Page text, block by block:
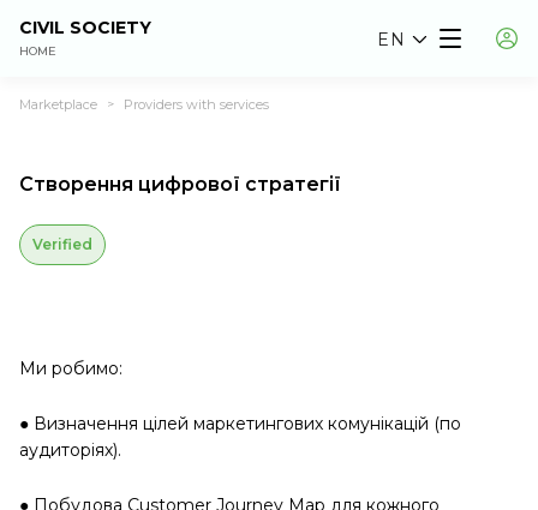
CIVIL SOCIETY
HOME
EN
Marketplace > Providers with services
Створення цифрової стратегії
Verified
Ми робимо:
● Визначення цілей маркетингових комунікацій (по
аудиторіях).
● Побудова Customer Journey Map для кожного